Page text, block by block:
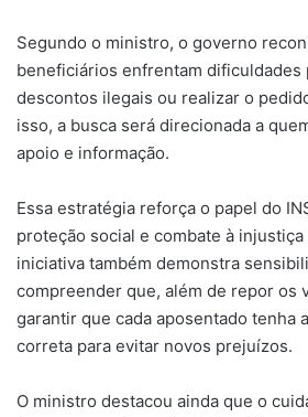
Segundo o ministro, o governo
beneficiários enfrentam dificuldades
descontos ilegais ou realizar o
isso, a busca será direcionada a
apoio e informação.
Essa estratégia reforça o papel do
proteção social e combate à
iniciativa também demonstra
compreender que, além de repor os
garantir que cada aposentado tenha
correta para evitar novos prejuízos.
O ministro destacou ainda que o